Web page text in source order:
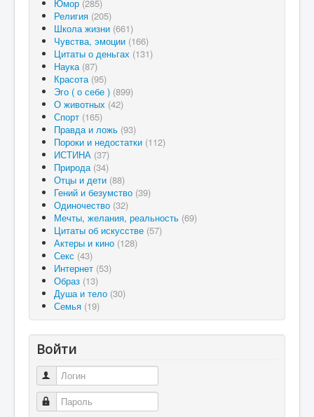
Юмор (285)
Религия (205)
Школа жизни (661)
Чувства, эмоции (166)
Цитаты о деньгах (131)
Наука (87)
Красота (95)
Эго ( о себе ) (899)
О животных (42)
Спорт (165)
Правда и ложь (93)
Пороки и недостатки (112)
ИСТИНА (37)
Природа (34)
Отцы и дети (88)
Гений и безумство (39)
Одиночество (32)
Мечты, желания, реальность (69)
Цитаты об искусстве (57)
Актеры и кино (128)
Секс (43)
Интернет (53)
Образ (13)
Душа и тело (30)
Семья (19)
Войти
Логин
Пароль